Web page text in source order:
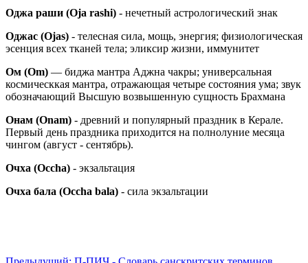
Оджа раши (Oja rashi) - нечетный астрологический знак
Оджас (Ojas) - телесная сила, мощь, энергия; физиологическая
эсенция всех тканей тела; эликсир жизни, иммунитет
Ом (Om) — биджа мантра Аджна чакры; универсальная
космическкая мантра, отражающая четыре состояния ума; звук
обозначающий Высшую возвышенную сущность Брахмана
Онам (Onam) - древний и популярный праздник в Керале.
Первый день праздника приходится на полнолуние месяца
чингом (август - сентябрь).
Очха (Occha) - экзальтация
Очха бала (Occha bala) - сила экзальтации